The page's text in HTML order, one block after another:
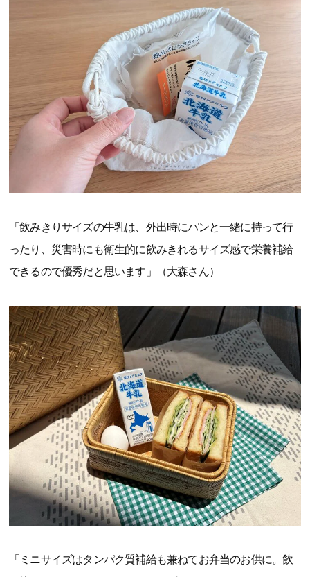
「飲みきりサイズの牛乳は、外出時にパンと一緒に持って行
ったり、災害時にも衛生的に飲みきれるサイズ感で栄養補給
できるので優秀だと思います」（大森さん）
「ミニサイズはタンパク質補給も兼ねてお弁当のお供に。飲